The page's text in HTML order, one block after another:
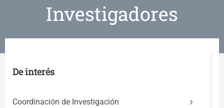
Investigadores
De interés
Coordinación de Investigación